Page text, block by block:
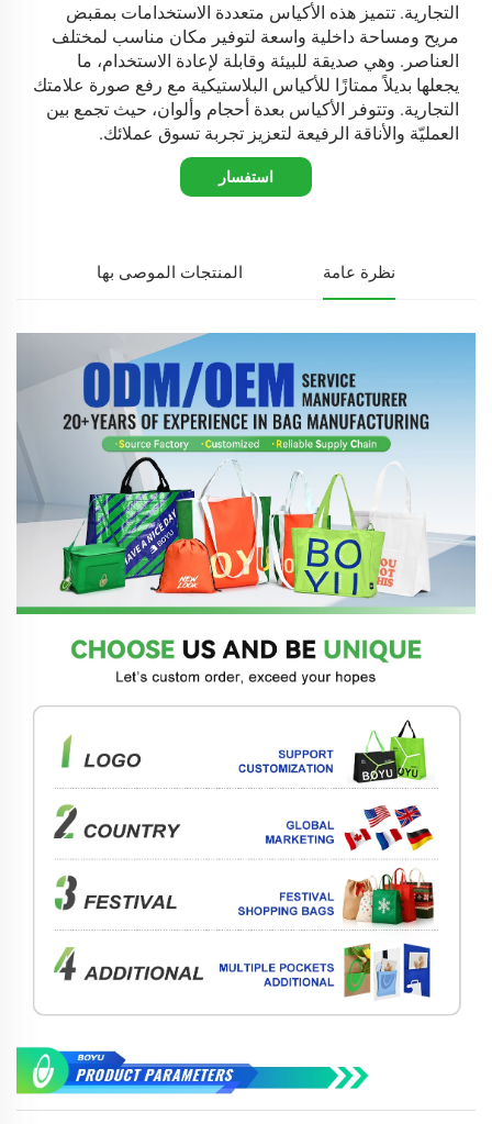
التجارية. تتميز هذه الأكياس متعددة الاستخدامات بمقبض
مريح ومساحة داخلية واسعة لتوفير مكان مناسب لمختلف
العناصر. وهي صديقة للبيئة وقابلة لإعادة الاستخدام، ما
يجعلها بديلاً ممتازًا للأكياس البلاستيكية مع رفع صورة علامتك
التجارية. وتتوفر الأكياس بعدة أحجام وألوان، حيث تجمع بين
العمليّة والأناقة الرفيعة لتعزيز تجربة تسوق عملائك.
استفسار
نظرة عامة المنتجات الموصى بها